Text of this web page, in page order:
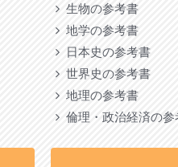
生物の参考書
地学の参考書
日本史の参考書
世界史の参考書
地理の参考書
倫理・政治経済の参